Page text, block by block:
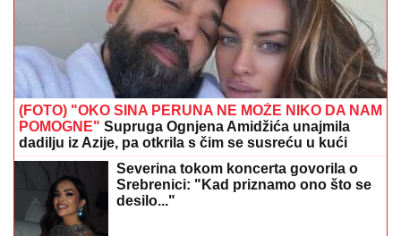
(FOTO) "OKO SINA PERUNA NE MOŽE NIKO DA NAM
POMOGNE" Supruga Ognjena Amidžića unajmila
dadilju iz Azije, pa otkrila s čim se susreću u kući
Severina tokom koncerta govorila o
Srebrenici: "Kad priznamo ono što se
desilo..."